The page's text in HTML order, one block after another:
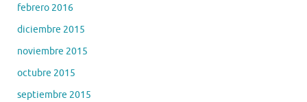
febrero 2016
diciembre 2015
noviembre 2015
octubre 2015
septiembre 2015